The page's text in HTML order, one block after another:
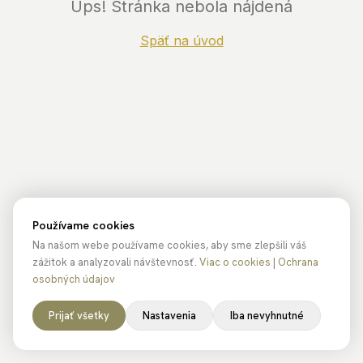
Ups! Stránka nebola nájdená
Späť na úvod
Používame cookies
Na našom webe používame cookies, aby sme zlepšili váš
zážitok a analyzovali návštevnosť. Viac o cookies | Ochrana
osobných údajov
Prijať všetky Nastavenia Iba nevyhnutné